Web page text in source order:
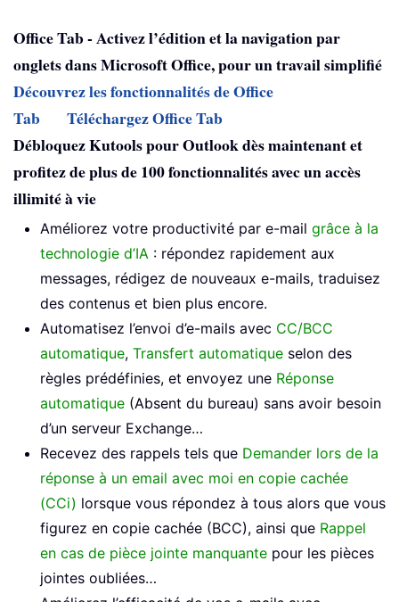
Office Tab - Activez l’édition et la navigation par
onglets dans Microsoft Office, pour un travail simplifié
Découvrez les fonctionnalités de Office
Tab
Téléchargez Office Tab
Débloquez Kutools pour Outlook dès maintenant et
profitez de plus de 100 fonctionnalités avec un accès
illimité à vie
Améliorez votre productivité par e-mail grâce à la
technologie d’IA : répondez rapidement aux
messages, rédigez de nouveaux e-mails, traduisez
des contenus et bien plus encore.
Automatisez l’envoi d’e-mails avec CC/BCC
automatique, Transfert automatique selon des
règles prédéfinies, et envoyez une Réponse
automatique (Absent du bureau) sans avoir besoin
d’un serveur Exchange…
Recevez des rappels tels que Demander lors de la
réponse à un email avec moi en copie cachée
(CCi) lorsque vous répondez à tous alors que vous
figurez en copie cachée (BCC), ainsi que Rappel
en cas de pièce jointe manquante pour les pièces
jointes oubliées…